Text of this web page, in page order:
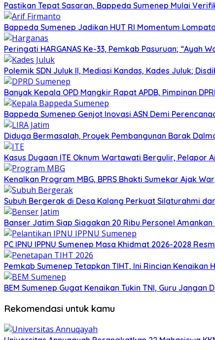
Pastikan Tepat Sasaran, Bappeda Sumenep Mulai
Bappeda Sumenep Jadikan HUT RI Momentum
Peringati HARGANAS Ke-33, Pemkab Pasuruan; “Ayah
Polemik SDN Juluk II, Mediasi Kandas, Kades Juluk;
Banyak Kepala OPD Mangkir Rapat APDB, Pimpinan
Bappeda Sumenep Genjot Inovasi ASN Demi
Diduga Bermasalah, Proyek Pembangunan Barak
Kasus Dugaan ITE Oknum Wartawati Bergulir, Pelapor
Kenalkan Program MBG, BPRS Bhakti Sumekar Ajak
Subuh Bergerak di Desa Kalang Perkuat Silaturahmi
Banser Jatim Siap Siagakan 20 Ribu Personel
PC IPNU IPPNU Sumenep Masa Khidmat 2026-2028
Pemkab Sumenep Tetapkan TIHT, Ini Rincian Kenaikan
BEM Sumenep Gugat Kenaikan Tukin TNI, Guru Jangan
Rekomendasi untuk kamu